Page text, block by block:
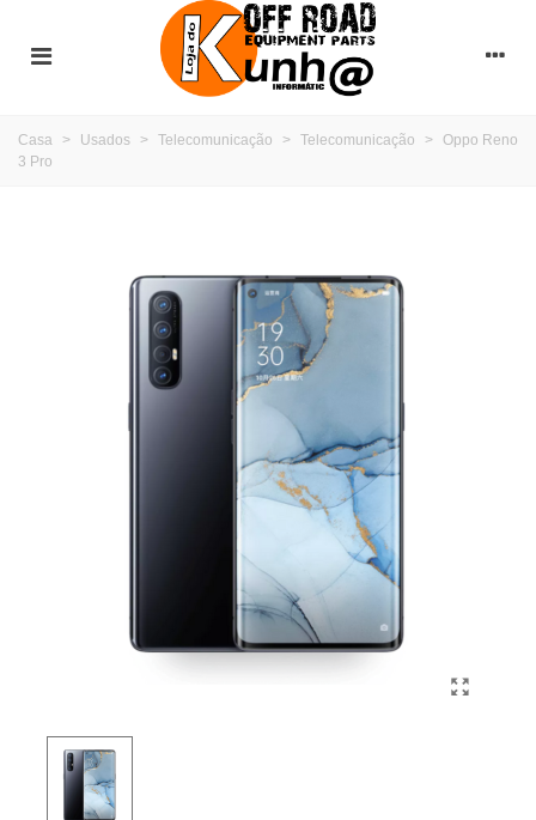
Casa > Usados > Telecomunicação > Telecomunicação > Oppo Reno
3 Pro